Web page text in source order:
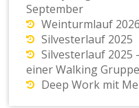
September
Weinturmlauf 2026
Silvesterlauf 2025
Silvesterlauf 2025
einer Walking Gruppe
Deep Work mit